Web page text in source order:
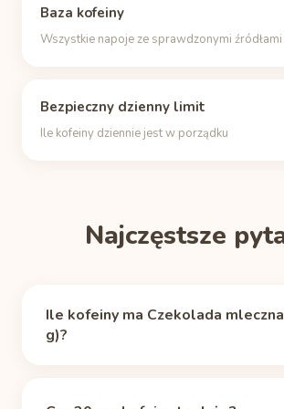
Baza kofeiny
Wszystkie napoje ze sprawdzonymi źródłami
Bezpieczny dzienny limit
Ile kofeiny dziennie jest w porządku
Najczęstsze
Ile kofeiny ma Czekolada
g)?